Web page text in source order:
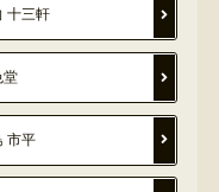
十三軒
堂
市平